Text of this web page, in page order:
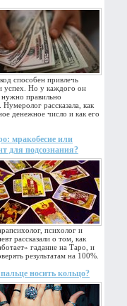
способен привлечь
успех. Но у каждого он
нужно правильно
Нумеролог рассказала, как
денежное число и как его
мракобесие или
для подсознания?
психолог и
рассказали о том, как
гадание на Таро, и
результатам на 100%.
носить кольцо?